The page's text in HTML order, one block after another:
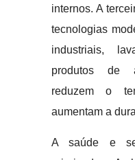
internos. A
tecnologias
industriais,
produtos de
reduzem o
aumentam a
A saúde e